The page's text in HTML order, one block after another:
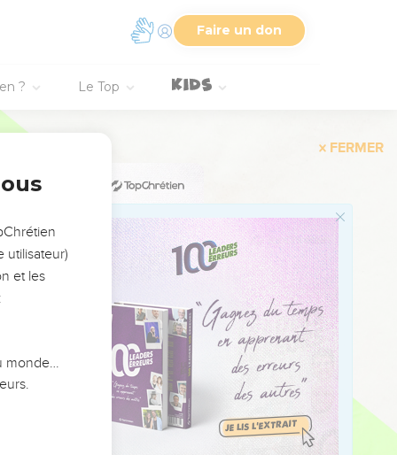
Faire un don
? Le Top
7
גִּילִ֨י מְאֹ֜ד
וְהִכְרַתִּי־רֶ֣כֶב
11
14
15
16
17
Software - sblgnt.com
utilisateur)
et les
monde…